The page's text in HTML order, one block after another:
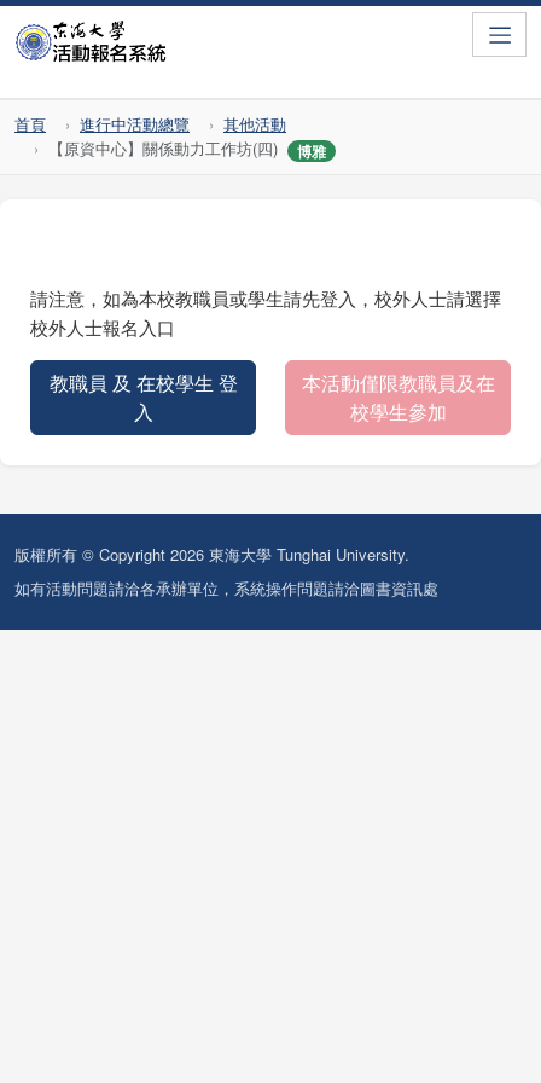
首頁 進行中活動總覽
其他活動
【原資中心】關係動力工作坊(四)
博雅
請注意，如為本校教職員或學生請先登入，校外人士請選擇
校外人士報名入口
教職員 及 在校學生 登
入
本活動僅限教職員及在
校學生參加
版權所有 © Copyright 2026 東海大學 Tunghai University.
如有活動問題請洽各承辦單位，系統操作問題請洽圖書資訊處